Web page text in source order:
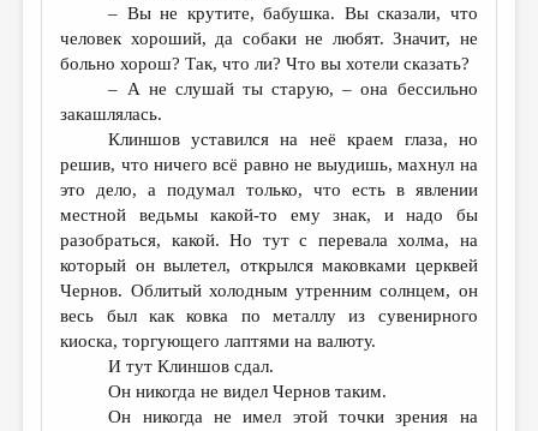
– Вы не крутите, бабушка. Вы сказали, что
человек хороший, да собаки не любят. Значит, не
больно хорош? Так, что ли? Что вы хотели сказать?
– А не слушай ты старую, – она бессильно
закашлялась.
Клиншов уставился на неё краем глаза, но
решив, что ничего всё равно не выудишь, махнул на
это дело, а подумал только, что есть в явлении
местной ведьмы какой-то ему знак, и надо бы
разобраться, какой. Но тут с перевала холма, на
который он вылетел, открылся маковками церквей
Чернов. Облитый холодным утренним солнцем, он
весь был как ковка по металлу из сувенирного
киоска, торгующего лаптями на валюту.
И тут Клиншов сдал.
Он никогда не видел Чернов таким.
Он никогда не имел этой точки зрения на